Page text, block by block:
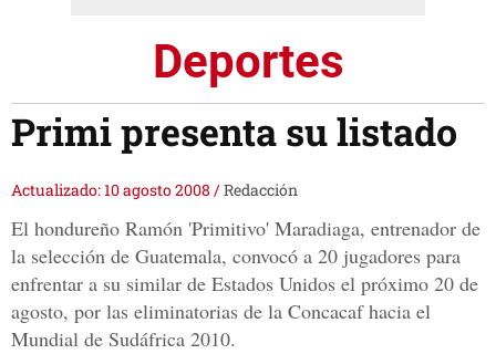
Deportes
Primi presenta su listado
Actualizado: 10 agosto 2008 /Redacción
El hondureño Ramón 'Primitivo' Maradiaga, entrenador de
la selección de Guatemala, convocó a 20 jugadores para
enfrentar a su similar de Estados Unidos el próximo 20 de
agosto, por las eliminatorias de la Concacaf hacia el
Mundial de Sudáfrica 2010.